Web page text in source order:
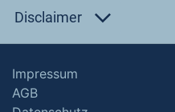
Disclaimer
Impressum
AGB